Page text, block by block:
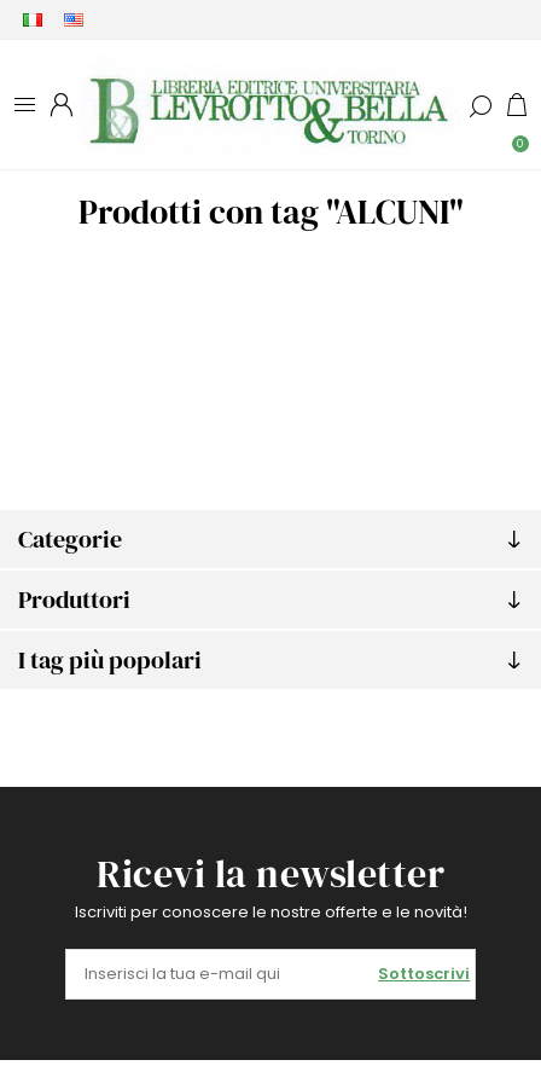
0
Categorie
Produttori
I tag più popolari
Prodotti con tag "ALCUNI"
Ricevi la newsletter
Iscriviti per conoscere le nostre offerte e le novità!
Sottoscrivi